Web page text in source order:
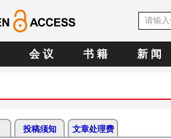
会 议 书 籍 新 闻
投稿须知 文章处理费